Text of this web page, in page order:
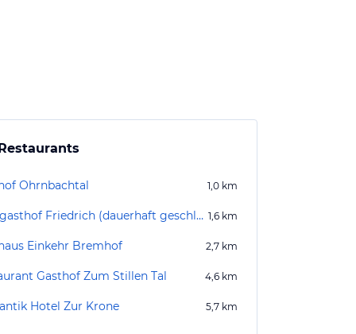
Ohrnbachtal 1,0 km
Landgasthof Friedrich (dauerhaft geschlossen) 1,6 km
Einkehr Bremhof 2,7 km
Gasthof Zum Stillen Tal 4,6 km
Hotel Zur Krone 5,7 km